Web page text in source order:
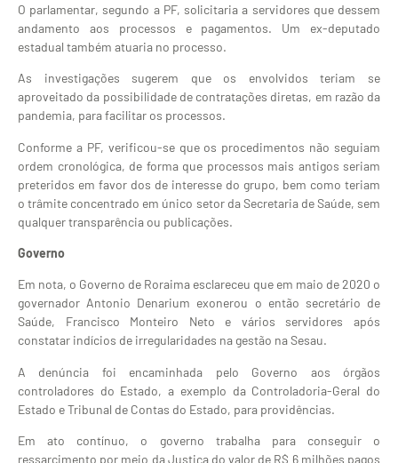
O parlamentar, segundo a PF, solicitaria a servidores que dessem
andamento aos processos e pagamentos. Um ex-deputado
estadual também atuaria no processo.
As investigações sugerem que os envolvidos teriam se
aproveitado da possibilidade de contratações diretas, em razão da
pandemia, para facilitar os processos.
Conforme a PF, verificou-se que os procedimentos não seguiam
ordem cronológica, de forma que processos mais antigos seriam
preteridos em favor dos de interesse do grupo, bem como teriam
o trâmite concentrado em único setor da Secretaria de Saúde, sem
qualquer transparência ou publicações.
Governo
Em nota, o Governo de Roraima esclareceu que em maio de 2020 o
governador Antonio Denarium exonerou o então secretário de
Saúde, Francisco Monteiro Neto e vários servidores após
constatar indícios de irregularidades na gestão na Sesau.
A denúncia foi encaminhada pelo Governo aos órgãos
controladores do Estado, a exemplo da Controladoria-Geral do
Estado e Tribunal de Contas do Estado, para providências.
Em ato contínuo, o governo trabalha para conseguir o
ressarcimento por meio da Justiça do valor de R$ 6 milhões pagos